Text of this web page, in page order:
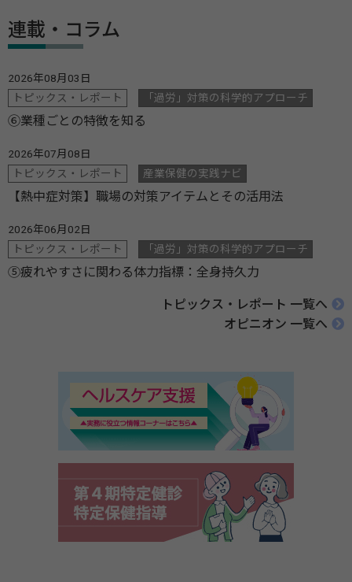
連載・コラム
2026年08月03日
トピックス・レポート
「過労」対策の科学的アプローチ
⑥業種ごとの特徴を知る
2026年07月08日
トピックス・レポート
産業保健の実践ナビ
【熱中症対策】職場の対策アイテムとその活用法
2026年06月02日
トピックス・レポート
「過労」対策の科学的アプローチ
⑤疲れやすさに関わる体力指標：全身持久力
トピックス・レポート 一覧へ
オピニオン 一覧へ